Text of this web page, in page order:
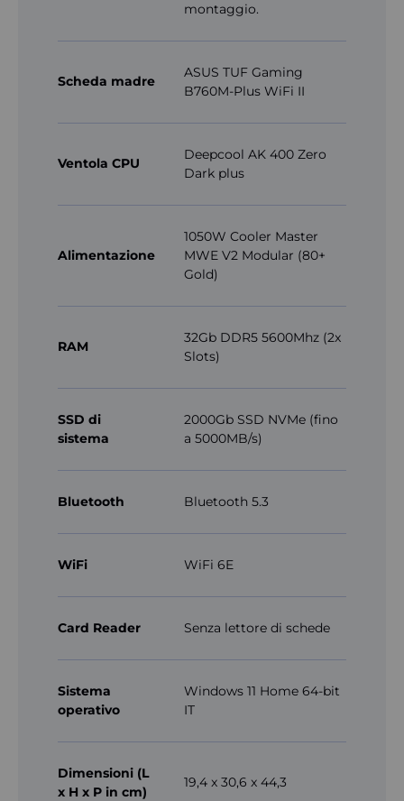
montaggio.
Scheda madre
ASUS TUF Gaming
B760M-Plus WiFi II
Ventola CPU
Deepcool AK 400 Zero
Dark plus
Alimentazione
1050W Cooler Master
MWE V2 Modular (80+
Gold)
RAM
32Gb DDR5 5600Mhz (2x
Slots)
SSD di
sistema
2000Gb SSD NVMe (fino
a 5000MB/s)
Bluetooth Bluetooth 5.3
WiFi WiFi 6E
Card Reader Senza lettore di schede
Sistema
operativo
Windows 11 Home 64-bit
IT
Dimensioni (L
x H x P in cm)
19,4 x 30,6 x 44,3